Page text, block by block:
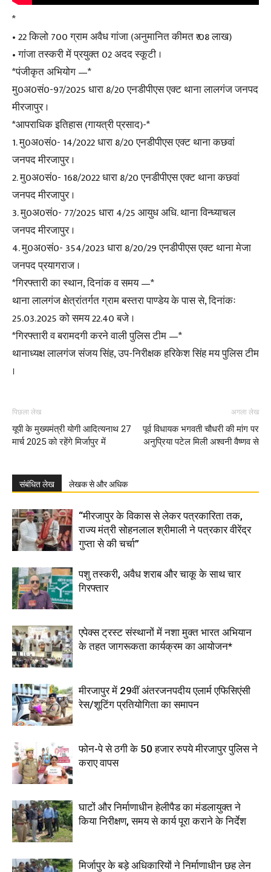
*
• 22 किलो 700 ग्राम अवैध गांजा (अनुमानित कीमत ₹ 08 लाख)
• गांजा तस्करी में प्रयुक्त 02 अदद स्कूटी ।
*पंजीकृत अभियोग —*
मु0अ0सं0-97/2025 धारा 8/20 एनडीपीएस एक्ट थाना लालगंज जनपद
मीरजापुर ।
*आपराधिक इतिहास (गायत्री प्रसाद)-*
1. मु0अ0सं0- 14/2022 धारा 8/20 एनडीपीएस एक्ट थाना कछवां
जनपद मीरजापुर ।
2. मु0अ0सं0- 168/2022 धारा 8/20 एनडीपीएस एक्ट थाना कछवां
जनपद मीरजापुर ।
3. मु0अ0सं0- 77/2025 धारा 4/25 आयुध अधि. थाना विन्ध्याचल
जनपद मीरजापुर ।
4. मु0अ0सं0- 354/2023 धारा 8/20/29 एनडीपीएस एक्ट थाना मेजा
जनपद प्रयागराज ।
*गिरफ्तारी का स्थान, दिनांक व समय —*
थाना लालगंज क्षेत्रांतर्गत ग्राम बस्तरा पाण्डेय के पास से, दिनांकः
25.03.2025 को समय 22.40 बजे ।
*गिरफ्तारी व बरामदगी करने वाली पुलिस टीम —*
थानाध्यक्ष लालगंज संजय सिंह, उप-निरीक्षक हरिकेश सिंह मय पुलिस टीम
।
पिछला लेख
यूपी के मुख्यमंत्री योगी आदित्यनाथ 27
मार्च 2025 को रहेंगे मिर्जापुर में
अगला लेख
पूर्व विधायक भगवती चौधरी की मांग पर
अनुप्रिया पटेल मिली अश्वनी वैष्णव से
संबंधित लेख लेखक से और अधिक
“मीरजापुर के विकास से लेकर पत्रकारिता तक,
राज्य मंत्री सोहनलाल श्रीमाली ने पत्रकार वीरेंद्र
गुप्ता से की चर्चा”
पशु तस्करी, अवैध शराब और चाकू के साथ चार
गिरफ्तार
एपेक्स ट्रस्ट संस्थानों में नशा मुक्त भारत अभियान
के तहत जागरूकता कार्यक्रम का आयोजन*
मीरजापुर में 29वीं अंतरजनपदीय एलार्म एफिसिएंसी
रेस/शूटिंग प्रतियोगिता का समापन
फोन-पे से ठगी के 50 हजार रुपये मीरजापुर पुलिस ने
कराए वापस
घाटों और निर्माणाधीन हेलीपैड का मंडलायुक्त ने
किया निरीक्षण, समय से कार्य पूरा कराने के निर्देश
मिर्जापुर के बड़े अधिकारियों ने निर्माणाधीन छह लेन